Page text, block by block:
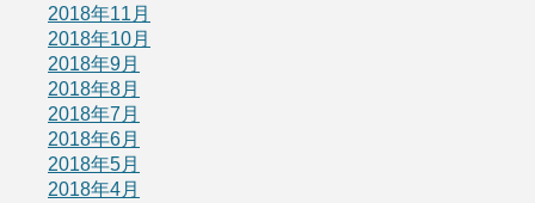
2018年11月
2018年10月
2018年9月
2018年8月
2018年7月
2018年6月
2018年5月
2018年4月